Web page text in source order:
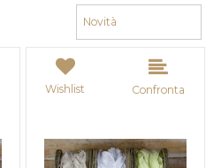
Wishlist Confronta